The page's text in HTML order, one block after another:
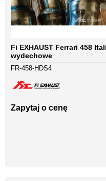
Fi EXHAUST Ferrari 458
wydechowe
FR-458-HDS4
Zapytaj o cenę